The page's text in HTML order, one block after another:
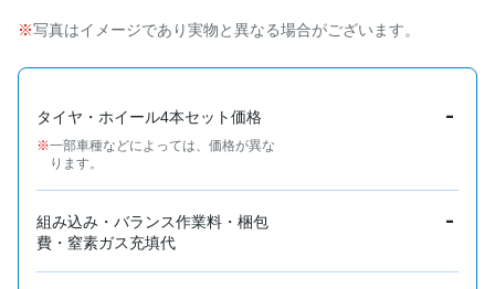
写真はイメージであり実物と異なる場合がございます。
タイヤ・ホイール4本セット価格
一部車種などによっては、価格が異な
ります。
-
組み込み・バランス作業料・梱包
費・窒素ガス充填代
-